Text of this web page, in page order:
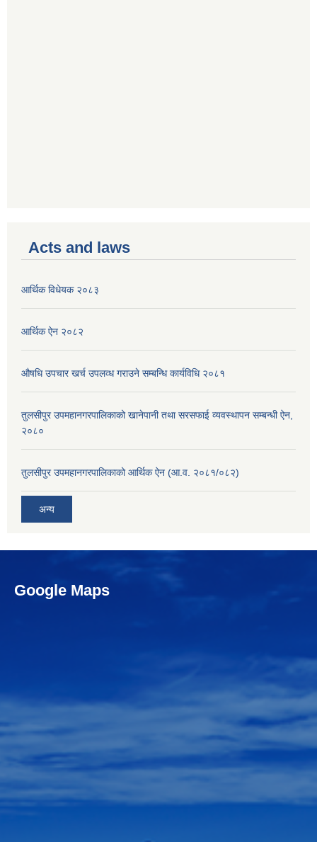
Acts and laws
आर्थिक विधेयक २०८३
आर्थिक ऐन २०८२
औषधि उपचार खर्च उपलव्ध गराउने सम्बन्धि कार्यविधि २०८१
तुलसीपुर उपमहानगरपालिकाको खानेपानी तथा सरसफाई व्यवस्थापन सम्बन्धी ऐन,
२०८०
तुलसीपुर उपमहानगरपालिकाको आर्थिक ऐन (आ.व. २०८१/०८२)
अन्य
Google Maps